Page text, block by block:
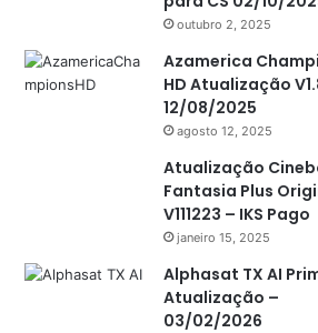
Atacado Games
Athomics Eon
Athomics i3
Athomics i3 Bold
Athomics Inspire Qi
Athomics inspire Qi
outubro 2, 2025
Azamerica
HD Atualização
12/08/2025
agosto 12, 2025
Atualização
Fantasia Plus
V111223 – IKS Pago
janeiro 15, 2025
Alphasat TX AI
Atualização –
03/02/2026